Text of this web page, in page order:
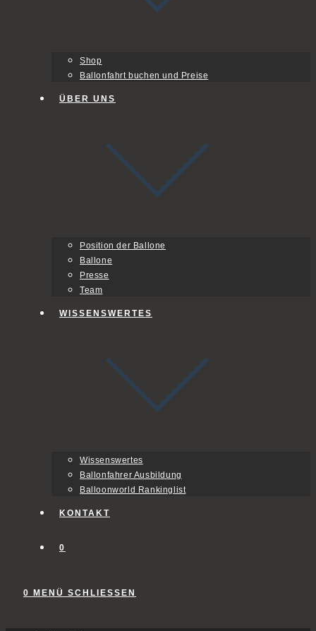
Shop
Ballonfahrt buchen und Preise
ÜBER UNS
Position der Ballone
Ballone
Presse
Team
WISSENSWERTES
Wissenswertes
Ballonfahrer Ausbildung
Balloonworld Rankinglist
KONTAKT
0
0 MENÜ SCHLIESSEN